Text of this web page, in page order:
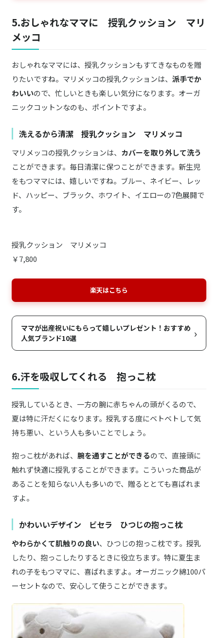
5.おしゃれなママに 授乳クッション マリ
メッコ
おしゃれなママには、授乳クッションもすてきなものを贈
りたいですね。マリメッコの授乳クッションは、 派手でか
わいいので、忙しいときも楽しい気分になります。オーガ
ニックコットンなのも、ポイントですよ。
洗えるから清潔 授乳クッション マリメッコ
マリメッコの授乳クッションは、 カバーを取り外して洗う
ことができます。毎日清潔に保つことができます。新生児
をもつママには、嬉しいですね。ブルー、ネイビー、レッ
ド、ハッピー、ブラック、ホワイト、イエローの7色展開で
す。
授乳クッション マリメッコ
￥7,800
楽天はこちら
ママが出産祝いにもらって嬉しいプレゼント！おすすめ
人気ブランド10選
›
6.汗を吸収してくれる 抱っこ枕
授乳しているとき、一方の腕に赤ちゃんの頭がくるので、
夏は特に汗だくになります。授乳する度にベトベトして気
持ち悪い、という人も多いことでしょう。
抱っこ枕があれば、 腕を通すことができるので、直接頭に
触れず快適に授乳することができます。こういった商品が
あることを知らない人も多いので、贈るととても喜ばれま
すよ。
かわいいデザイン ビセラ ひつじの抱っこ枕
やわらかくて肌触りの良い、ひつじの抱っこ枕です。授乳
したり、抱っこしたりするときに役立ちます。特に夏生ま
れの子をもつママに、喜ばれますよ。オーガニック綿100パ
ーセントなので、安心して使うことができます。